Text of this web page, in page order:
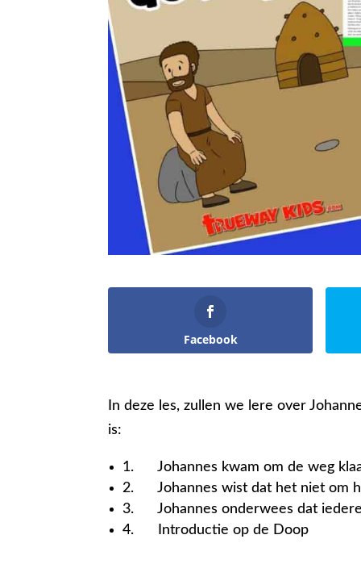
Facebook
In deze les, zullen we lere over
is:
1. Johannes kwam om de weg
2. Johannes wist dat het niet om
3. Johannes onderwees dat
4. Introductie op de Doop